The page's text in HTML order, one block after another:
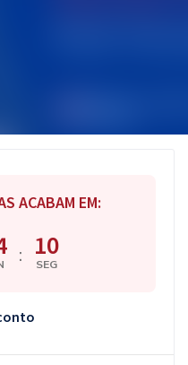
ACABAM EM:
: 09
SEG